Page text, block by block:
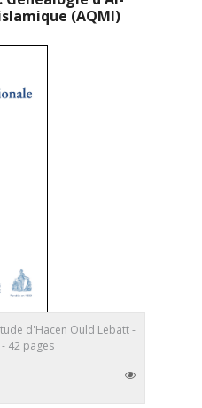
(AQMI)
d'Hacen Ould Lebatt -
42 pages